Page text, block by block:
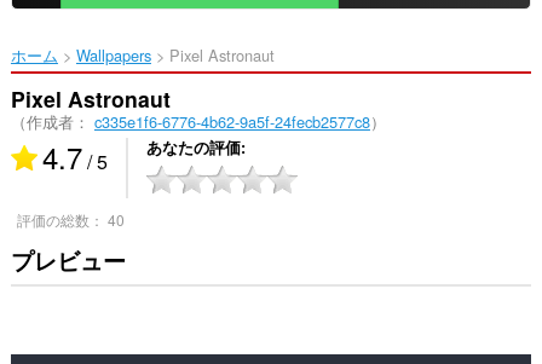
ツ
移
動
ホーム Wallpapers Pixel Astronaut‎
Pixel Astronaut
（作成者： c335e1f6-6776-4b62-9a5f-24fecb2577c8）
4.7/ 5 あなたの評価
評価の総数： 40
プレビュー